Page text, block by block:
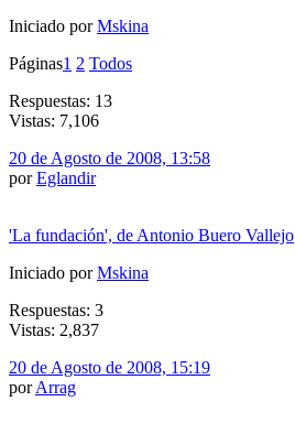
Iniciado porMskina
Páginas1 2 Todos
Respuestas: 13
Vistas: 7,106
20 de Agosto de 2008, 13:58
porEglandir
'La fundación', de Antonio Buero Vallejo
Iniciado porMskina
Respuestas: 3
Vistas: 2,837
20 de Agosto de 2008, 15:19
porArrag